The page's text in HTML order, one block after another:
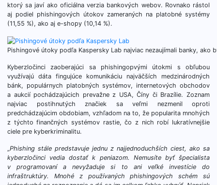
ktorý sa javí ako oficiálna verzia bankových webov. Rovnako rástol
aj podiel phishingových útokov zameraných na platobné systémy
(11,55 %), ako aj e-shopy (10,14 %).
Pishingové útoky podľa Kaspersky Lab najviac nezaujímali banky,
Kyberzločinci zaoberajúci sa phishingopvými útokmi s obľubou
využívajú dáta fingujúce komunikáciu najväčších medzinárodných
bánk, populárnych platobných systémov, internetových obchodov
a aukcií pochádzajúcich prevažne z USA, Číny či Brazílie. Zoznam
najviac postihnutých značiek sa veľmi nezmenil oproti
predchádzajúcim obdobiam, vzhľadom na to, že popularita mnohých
z týchto finančných systémov rastie, čo z nich robí lukratívnejšie
ciele pre kyberkriminalitu.
„Phishing stále predstavuje jednu z najjednoduchších ciest, ako sa
kyberzločinci vedia dostať k peniazom. Nemusíte byť špecialista
v programovaní a nevyžaduje si to ani veľké investície do
infraštruktúry. Mnohé z používaných phishingových schém sú